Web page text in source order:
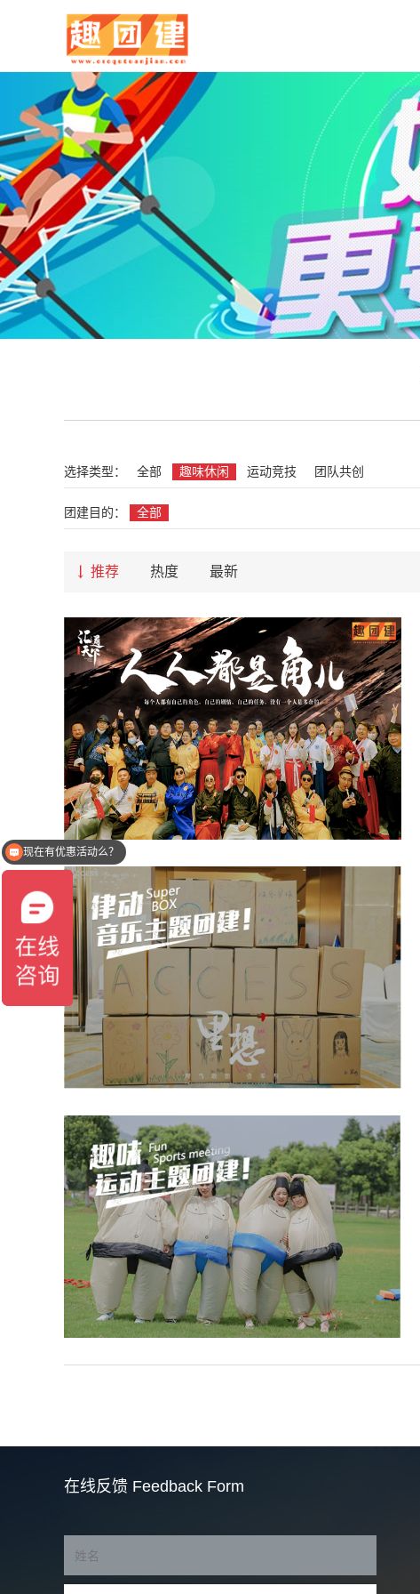
选择类型： 全部 趣味休闲 运动竞技 团队共创
团建目的： 全部
推荐 热度 最新
在线反馈 Feedback Form
现在有优惠活动么？